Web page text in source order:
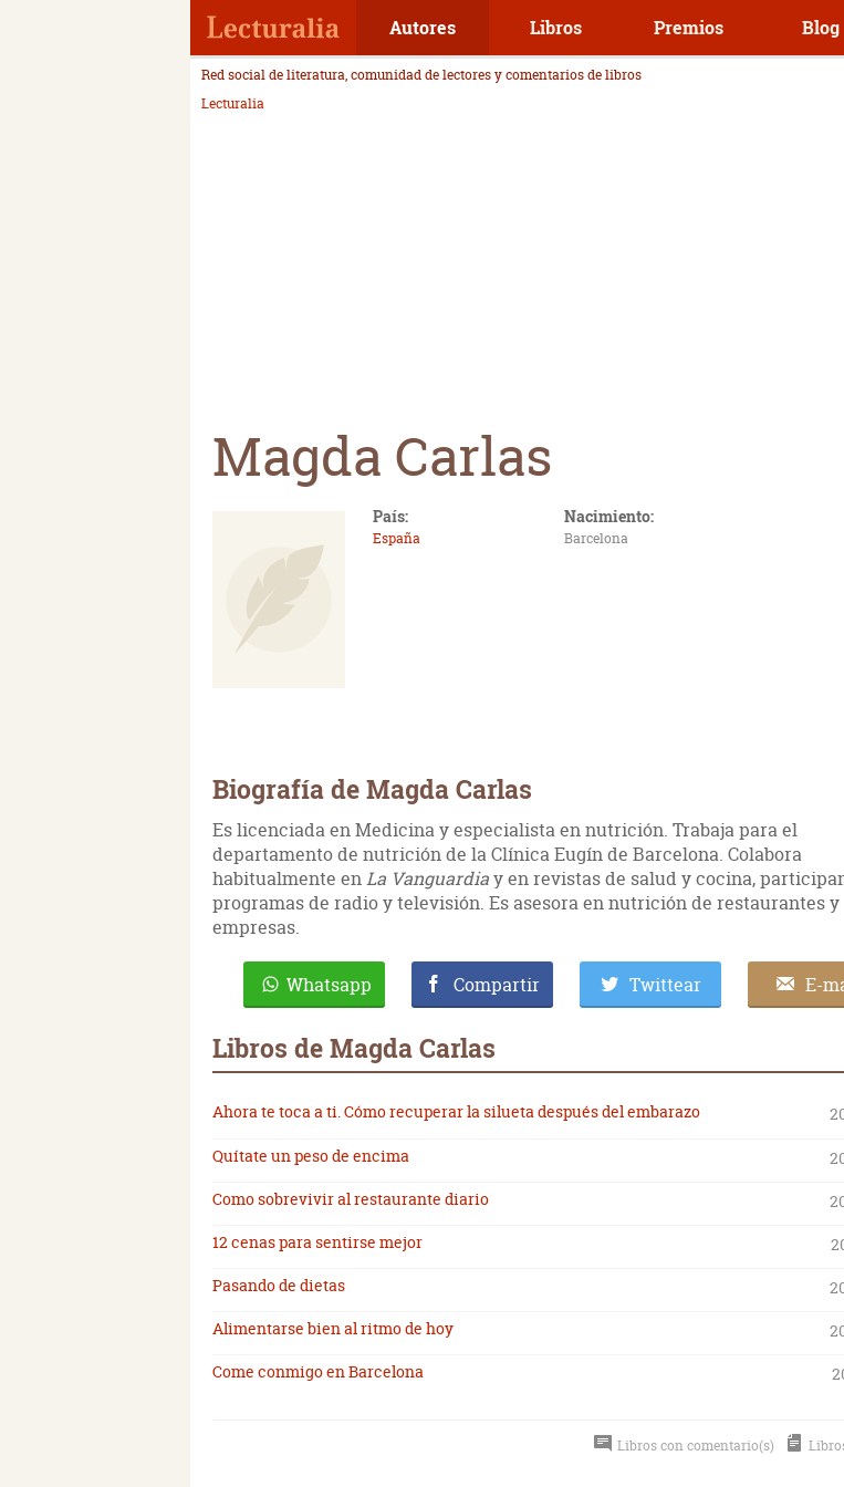
Autores Libros Premios Blog
Red social de literatura, comunidad de lectores y comentarios de libros
Lecturalia
Magda Carlas
País:
España
Nacimiento:
Barcelona
Biografía de Magda Carlas
Es licenciada en Medicina y especialista en nutrición. Trabaja para el
departamento de nutrición de la Clínica Eugín de Barcelona. Colabora
habitualmente enLa Vanguardiay en revistas de salud y cocina,
programas de radio y televisión. Es asesora en nutrición de restaurantes y
empresas.
Whatsapp Compartir Twittear E-
Libros de Magda Carlas
Ahora te toca a ti. Cómo recuperar la silueta después del embarazo
Quítate un peso de encima
Como sobrevivir al restaurante diario
12 cenas para sentirse mejor
Pasando de dietas
Alimentarse bien al ritmo de hoy
Come conmigo en Barcelona
Libros con comentario(s)